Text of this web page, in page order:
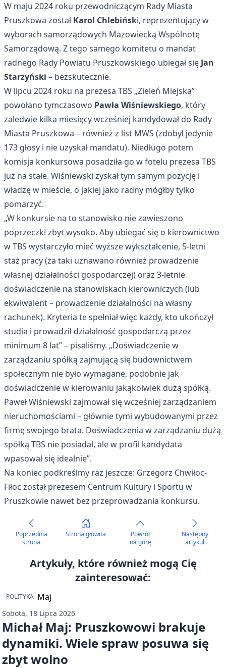
W maju 2024 roku przewodniczącym Rady Miasta
Pruszkowa został Karol Chlebiński, reprezentujący w
wyborach samorządowych Mazowiecką Wspólnotę
Samorządową. Z tego samego komitetu o mandat
radnego Rady Powiatu Pruszkowskiego ubiegał się Jan
Starzyński – bezskutecznie.
W lipcu 2024 roku na prezesa TBS „Zieleń Miejska”
powołano tymczasowo Pawła Wiśniewskiego, który
zaledwie kilka miesięcy wcześniej kandydował do Rady
Miasta Pruszkowa – również z list MWS (zdobył jedynie
173 głosy i nie uzyskał mandatu). Niedługo potem
komisja konkursowa posadziła go w fotelu prezesa TBS
już na stałe. Wiśniewski zyskał tym samym pozycję i
władzę w mieście, o jakiej jako radny mógłby tylko
pomarzyć.
„W konkursie na to stanowisko nie zawieszono
poprzeczki zbyt wysoko. Aby ubiegać się o kierownictwo
w TBS wystarczyło mieć wyższe wykształcenie, 5-letni
staż pracy (za taki uznawano również prowadzenie
własnej działalności gospodarczej) oraz 3-letnie
doświadczenie na stanowiskach kierowniczych (lub
ekwiwalent – prowadzenie działalności na własny
rachunek). Kryteria te spełniał więc każdy, kto ukończył
studia i prowadził działalność gospodarczą przez
minimum 8 lat” – pisaliśmy. „Doświadczenie w
zarządzaniu spółką zajmującą się budownictwem
społecznym nie było wymagane, podobnie jak
doświadczenie w kierowaniu jakąkolwiek dużą spółką.
Paweł Wiśniewski zajmował się wcześniej zarządzaniem
nieruchomościami – głównie tymi wybudowanymi przez
firmę swojego brata. Doświadczenia w zarządzaniu dużą
spółką TBS nie posiadał, ale w profil kandydata
wpasował się idealnie”.
Na koniec podkreślmy raz jeszcze: Grzegorz Chwiłoc-
Fiłoc został prezesem Centrum Kultury i Sportu w
Pruszkowie nawet bez przeprowadzania konkursu.
Poprzednia
strona
Strona główna
Powrót
na górę
Następny
artykuł
Artykuły, które również mogą Cię
zainteresować:
POLITYKA
Sobota, 18 Lipca 2026
Michał Maj: Pruszkowowi brakuje
dynamiki. Wiele spraw posuwa się
zbyt wolno